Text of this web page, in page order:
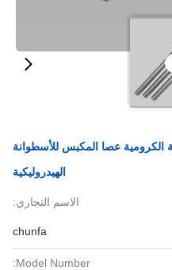
الكرومية عصا المكبس للأسطوانة
الهيدروليكية
الاسم التجاري:
chunfa
Model Number: